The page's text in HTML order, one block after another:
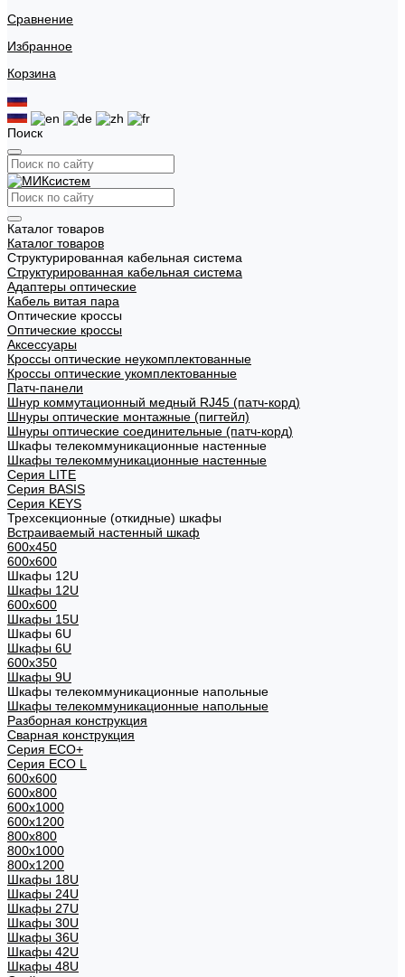
Сравнение
Избранное
Корзина
Поиск
Каталог товаров
Каталог товаров
Структурированная кабельная система
Структурированная кабельная система
Адаптеры оптические
Кабель витая пара
Оптические кроссы
Оптические кроссы
Аксессуары
Кроссы оптические неукомплектованные
Кроссы оптические укомплектованные
Патч-панели
Шнур коммутационный медный RJ45 (патч-корд)
Шнуры оптические монтажные (пигтейл)
Шнуры оптические соединительные (патч-корд)
Шкафы телекоммуникационные настенные
Шкафы телекоммуникационные настенные
Cерия LITE
Cерия BASIS
Cерия KEYS
Трехсекционные (откидные) шкафы
Встраиваемый настенный шкаф
600x450
600x600
Шкафы 12U
Шкафы 12U
600x600
Шкафы 15U
Шкафы 6U
Шкафы 6U
600x350
Шкафы 9U
Шкафы телекоммуникационные напольные
Шкафы телекоммуникационные напольные
Разборная конструкция
Сварная конструкция
Серия ECO+
Серия ECO L
600x600
600x800
600х1000
600х1200
800x800
800х1000
800х1200
Шкафы 18U
Шкафы 24U
Шкафы 27U
Шкафы 30U
Шкафы 36U
Шкафы 42U
Шкафы 48U